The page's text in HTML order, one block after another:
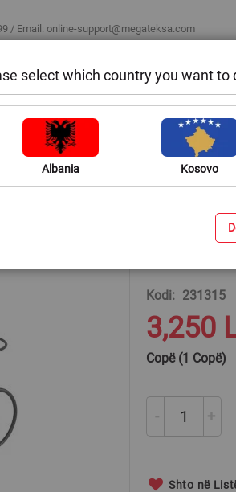
/ Email: online-support@megateksa.com
ambientit
vazo lulesh (për 1 vazo), metalike, gri errët,
Kodi 231315
3,250
Copë (1 Copë)
- +
Shto në
select which country you want to
Albania Kosovo